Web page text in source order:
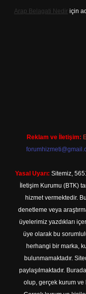
Arap Belagati Nedir için
Reklam ve İletişim:
Yasal Uyarı: Sitemiz,
İletişim Kurumu (BTK)
hizmet vermektedir.
denetleme veya
üyelerimiz yazdıkları
üye olarak bu
herhangi bir marka,
bulunmamaktadır.
paylaşılmaktadır.
olup, gerçek kurum ve